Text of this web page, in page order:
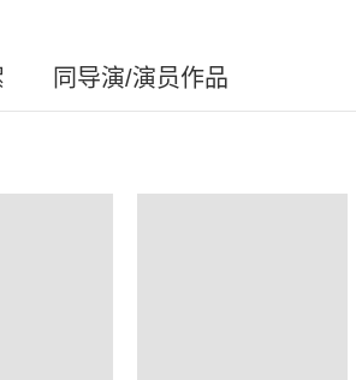
同导演/演员作品